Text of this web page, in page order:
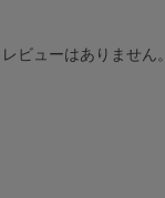
レビューはありません。